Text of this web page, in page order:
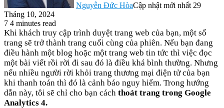
Nguyễn Đức HòaCập nhật mới nhất 29
Tháng 10, 2024
7 4 minutes read
Khi khách truy cập trình duyệt trang web của bạn, một số
trang sẽ trở thành trang cuối cùng của phiên. Nếu bạn đang
điều hành một blog hoặc một trang web tin tức thì việc đọc
một bài viết rồi rời đi sau đó là điều khá bình thường. Nhưng
nếu nhiều người rời khỏi trang thương mại điện tử của bạn
khi thanh toán thì đó là cảnh báo nguy hiểm. Trong hướng
dẫn này, tôi sẽ chỉ cho bạn cách thoát trang trong Google
Analytics 4.